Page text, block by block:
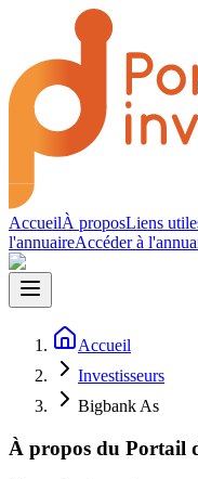
AccueilÀ proposLiens
l'annuaireAccéder à
Accueil
Investisseurs
Bigbank As
À propos du Portail